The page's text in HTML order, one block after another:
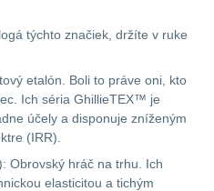
týchto značiek, držíte v ruke
etalón. Boli to práve oni, kto
Ich séria GhillieTEX™ je
účely a disponuje zníženým
(IRR).
Obrovský hráč na trhu. Ich
elasticitou a tichým